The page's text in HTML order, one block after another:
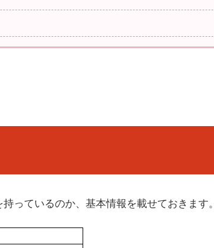
っているのか、基本情報を載せておきます。